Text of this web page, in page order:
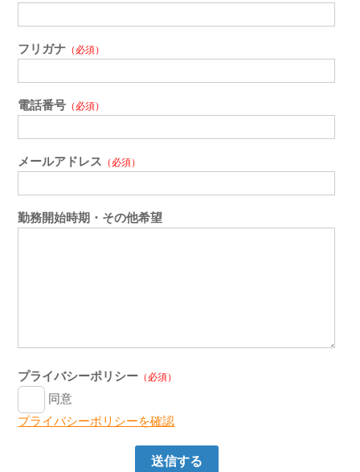
フリガナ （必須）
電話番号 （必須）
メールアドレス （必須）
勤務開始時期・その他希望
プライバシーポリシー （必須）
同意
プライバシーポリシーを確認
送信する